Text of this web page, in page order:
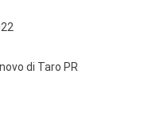
di Taro PR